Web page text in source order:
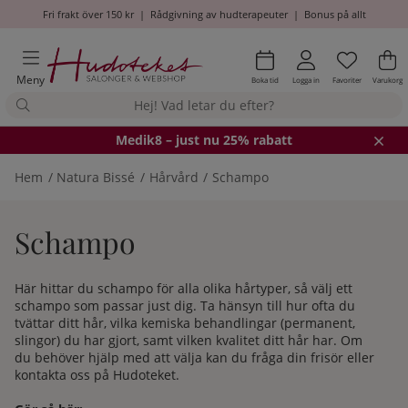
Fri frakt över 150 kr| Rådgivning av hudterapeuter| Bonus på allt
Meny Boka tid Logga in Antal i
.
Favoriter .
Varukorg
Medik8 – just nu 25% rabatt
Hem Natura Bissé Hårvård Schampo
Schampo
Här hittar du schampo för alla olika hårtyper, så välj ett
schampo som passar just dig. Ta hänsyn till hur ofta du
tvättar ditt hår, vilka kemiska behandlingar (permanent,
slingor) du har gjort, samt vilken kvalitet ditt hår har. Om
du behöver hjälp med att välja kan du fråga din frisör eller
kontakta oss på Hudoteket.